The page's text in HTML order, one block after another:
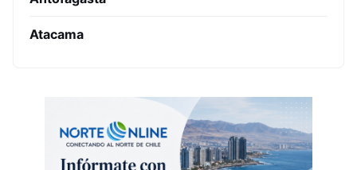
Atacama